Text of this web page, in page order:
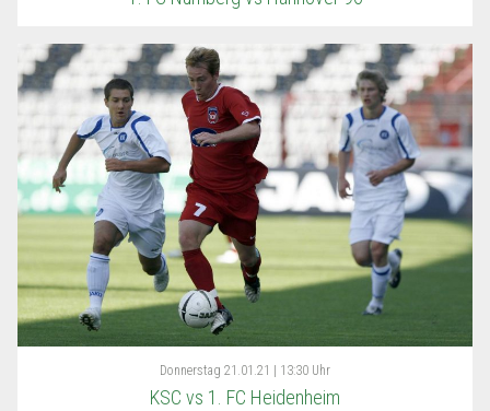
Donnerstag 21.01.21 | 13:30 Uhr
KSC vs 1. FC Heidenheim